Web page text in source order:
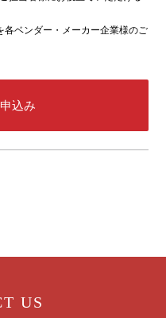
ベンダー・メーカー企業様のご
込み
US